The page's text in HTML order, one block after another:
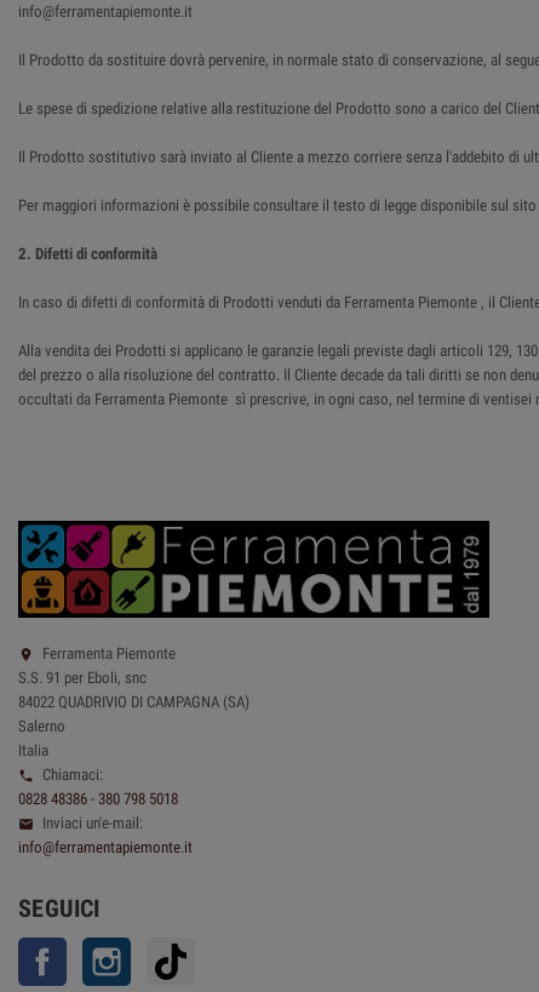
info@ferramentapiemonte.it
Il Prodotto da sostituire dovrà pervenire, in normale stato di conservazione, al
Le spese di spedizione relative alla restituzione del Prodotto sono a carico del
Il Prodotto sostitutivo sarà inviato al Cliente a mezzo corriere senza l'addebito di
Per maggiori informazioni è possibile consultare il testo di legge disponibile sul
2. Difetti di conformità
In caso di difetti di conformità di Prodotti venduti da Ferramenta Piemonte , il
Alla vendita dei Prodotti si applicano le garanzie legali previste dagli articoli 129,
del prezzo o alla risoluzione del contratto. Il Cliente decade da tali diritti se non
occultati da Ferramenta Piemonte sì prescrive, in ogni caso, nel termine di ventisei

Ferramenta Piemonte
S.S. 91 per Eboli, snc
84022 QUADRIVIO DI CAMPAGNA (SA)
Salerno
Italia

Chiamaci:
0828 48386 - 380 798 5018

Inviaci un'e-mail:
info@ferramentapiemonte.it
SEGUICI
Facebook Instagram